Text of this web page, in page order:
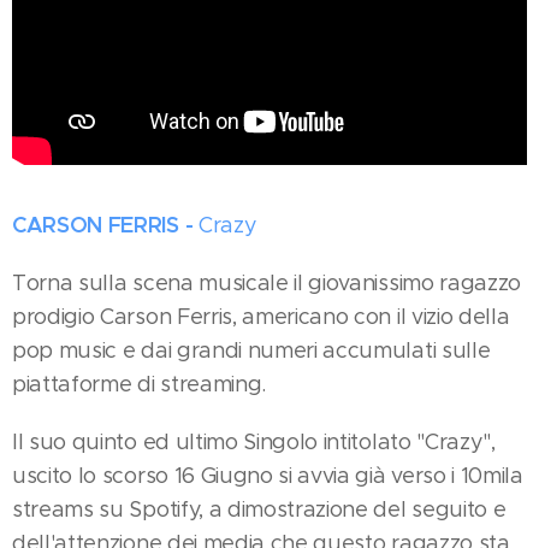
CARSON FERRIS - Crazy
Torna sulla scena musicale il giovanissimo ragazzo
prodigio Carson Ferris, americano con il vizio della
pop music e dai grandi numeri accumulati sulle
piattaforme di streaming.
Il suo quinto ed ultimo Singolo intitolato "Crazy",
uscito lo scorso 16 Giugno si avvia già verso i 10mila
streams su Spotify, a dimostrazione del seguito e